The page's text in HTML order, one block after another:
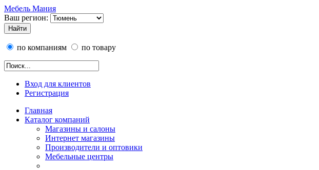
Мебель Мания
Ваш регион:
по компаниям по товару
Вход для клиентов
Регистрация
Главная
Каталог компаний
Магазины и салоны
Интернет магазины
Производители и оптовики
Мебельные центры